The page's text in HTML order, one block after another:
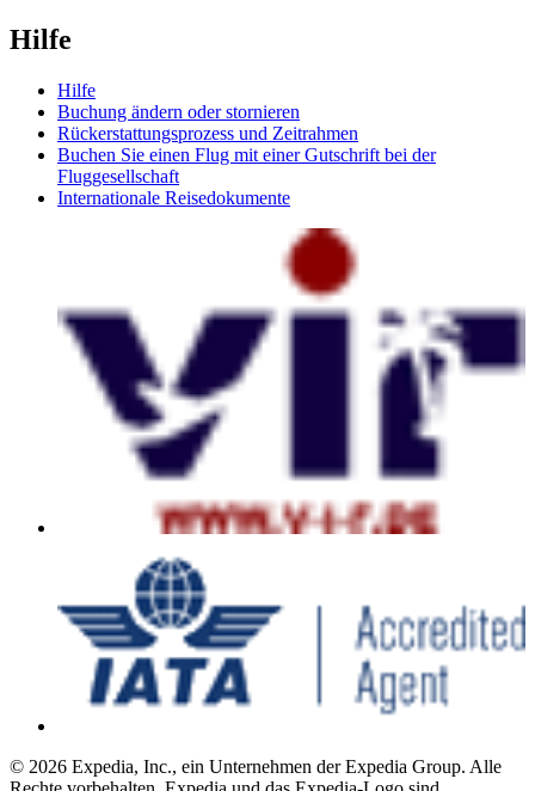
Hilfe
Hilfe
Buchung ändern oder stornieren
Rückerstattungsprozess und Zeitrahmen
Buchen Sie einen Flug mit einer Gutschrift bei der
Fluggesellschaft
Internationale Reisedokumente
© 2026 Expedia, Inc., ein Unternehmen der Expedia Group. Alle